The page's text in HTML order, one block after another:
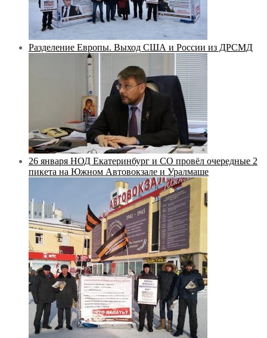
Разделение Европы. Выход США и России из ДРСМД
26 января НОД Екатеринбург и СО провёл очередные 2
пикета на Южном Автовокзале и Уралмаше